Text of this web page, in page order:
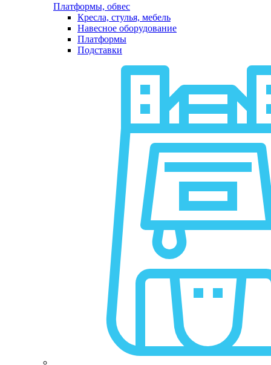
Платформы, обвес
Кресла, стулья, мебель
Навесное оборудование
Платформы
Подставки